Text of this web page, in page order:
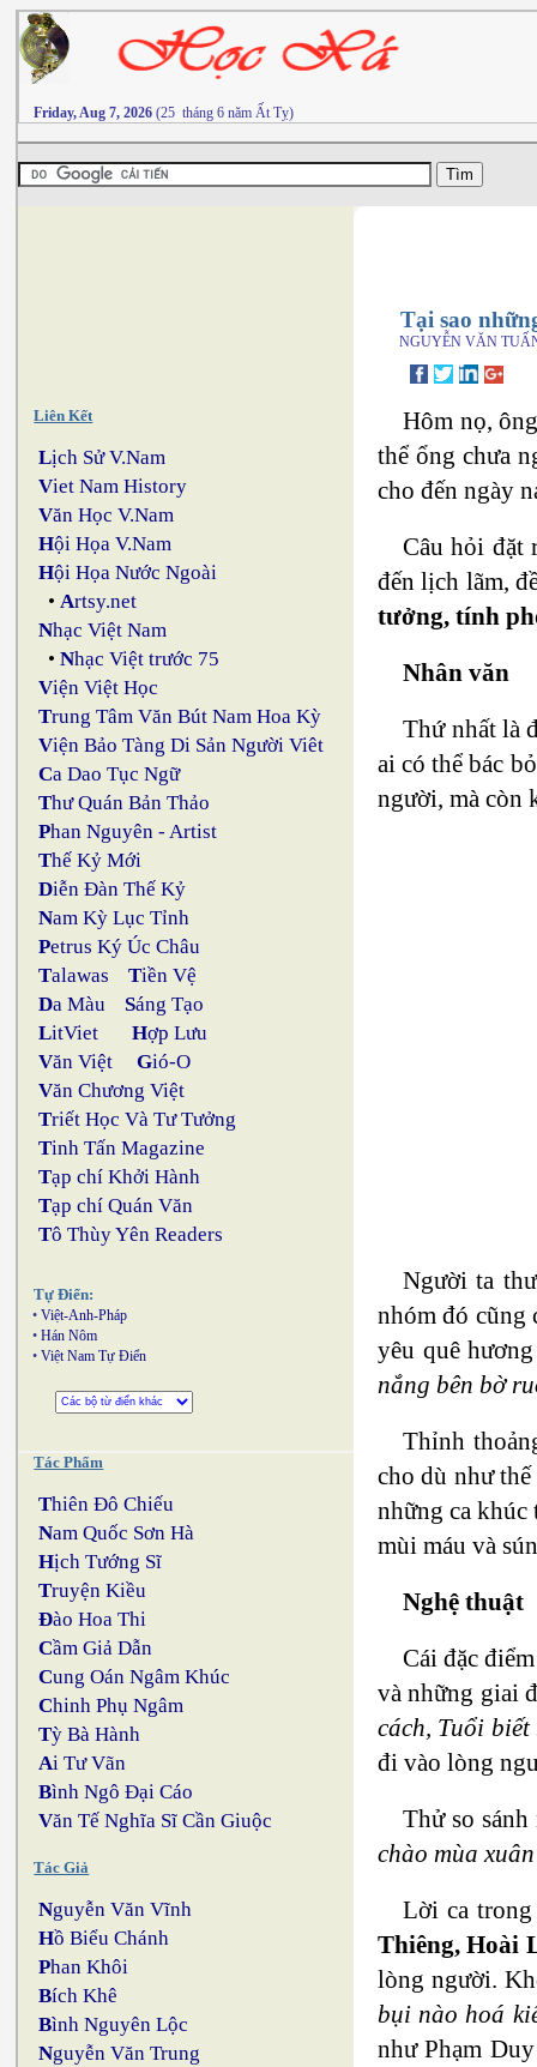
Friday, Aug 7, 2026 (25 tháng 6 năm Ất Tỵ)
Liên Kết
Lịch Sử V.Nam
Viet Nam History
Văn Học V.Nam
Hội Họa V.Nam
Hội Họa Nước Ngoài
•Artsy.net
Nhạc Việt Nam
•Nhạc Việt trước 75
Viện Việt Học
Trung Tâm Văn Bút Nam Hoa Kỳ
Viện Bảo Tàng Di Sản Người Viêt
Ca Dao Tục Ngữ
Thư Quán Bản Thảo
Phan Nguyên - Artist
Thế Kỷ Mới
Diễn Đàn Thế Kỷ
Nam Kỳ Lục Tỉnh
Petrus Ký Úc Châu
Talawas Tiền Vệ
Da Màu Sáng Tạo
LitViet Hợp Lưu
Văn Việt Gió-O
Văn Chương Việt
Triết Học Và Tư Tưởng
Tinh Tấn Magazine
Tạp chí Khởi Hành
Tạp chí Quán Văn
Tô Thùy Yên Readers
Tự Điển:
• Việt-Anh-Pháp
• Hán Nôm
• Việt Nam Tự Điển
Tác Phẩm
Thiên Đô Chiếu
Nam Quốc Sơn Hà
Hịch Tướng Sĩ
Truyện Kiều
Đào Hoa Thi
Cầm Giả Dẫn
Cung Oán Ngâm Khúc
Chinh Phụ Ngâm
Tỳ Bà Hành
Ai Tư Vãn
Bình Ngô Đại Cáo
Văn Tế Nghĩa Sĩ Cần Giuộc
Tác Giả
Nguyễn Văn Vĩnh
Hồ Biểu Chánh
Phan Khôi
Bích Khê
Bình Nguyên Lộc
Nguyễn Văn Trung
Tại sao
NGUYỄN VĂN
Hôm nọ,
thể ổng chưa
cho đến ngày
Câu hỏi đặt
đến lịch lãm,
tưởng, tính
Nhân văn
Thứ nhất là
ai có thể bác
người, mà còn
Người ta
nhóm đó cũng
yêu quê
nắng bên bờ
Thỉnh
cho dù như
những ca khúc
mùi máu và
Nghệ thuật
Cái đặc
và những giai
cách, Tuổi
đi vào lòng
Thử so
chào mùa
Lời ca
Thiêng, Hoài
lòng người.
bụi nào hoá
như Phạm